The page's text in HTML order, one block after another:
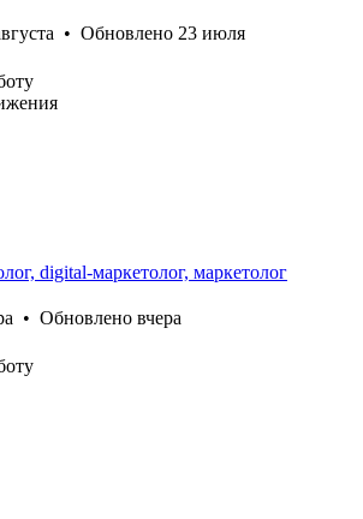
• Обновлено 23 июля
digital-маркетолог, маркетолог
• Обновлено вчера